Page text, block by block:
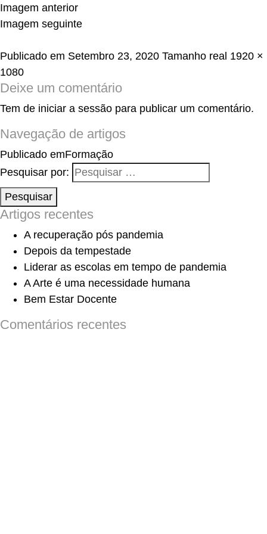
Imagem anterior
Imagem seguinte
Publicado em Setembro 23, 2020 Tamanho real 1920 ×
1080
Deixe um comentário
Tem de iniciar a sessão para publicar um comentário.
Navegação de artigos
Publicado emFormação
Pesquisar por:
Pesquisar
Artigos recentes
A recuperação pós pandemia
Depois da tempestade
Liderar as escolas em tempo de pandemia
A Arte é uma necessidade humana
Bem Estar Docente
Comentários recentes